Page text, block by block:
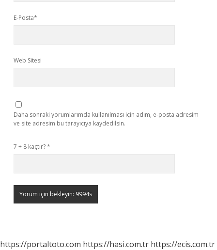
E-Posta*
Web Sitesi
Daha sonraki yorumlarımda kullanılması için adım, e-posta adresim
ve site adresim bu tarayıcıya kaydedilsin.
7 + 8 kaçtır?*
https://portaltoto.com https://hasi.com.tr https://ecis.com.tr